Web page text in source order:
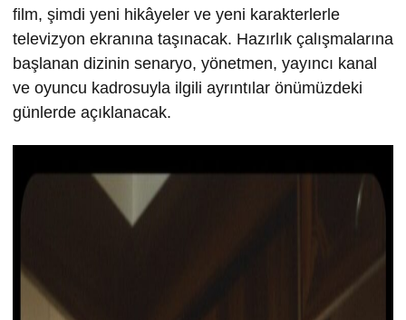
film, şimdi yeni hikâyeler ve yeni karakterlerle
televizyon ekranına taşınacak. Hazırlık çalışmalarına
başlanan dizinin senaryo, yönetmen, yayıncı kanal
ve oyuncu kadrosuyla ilgili ayrıntılar önümüzdeki
günlerde açıklanacak.